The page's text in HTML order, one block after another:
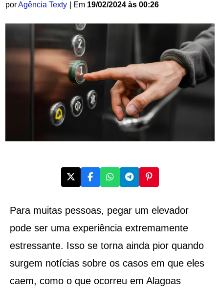
porAgência Texty | Em 19/02/2024 às 00:26
Para muitas pessoas, pegar um elevador
pode ser uma experiência extremamente
estressante. Isso se torna ainda pior quando
surgem notícias sobre os casos em que eles
caem, como o que ocorreu em Alagoas